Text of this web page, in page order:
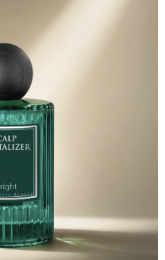
資訊註冊。若發現惡意使用之情形，